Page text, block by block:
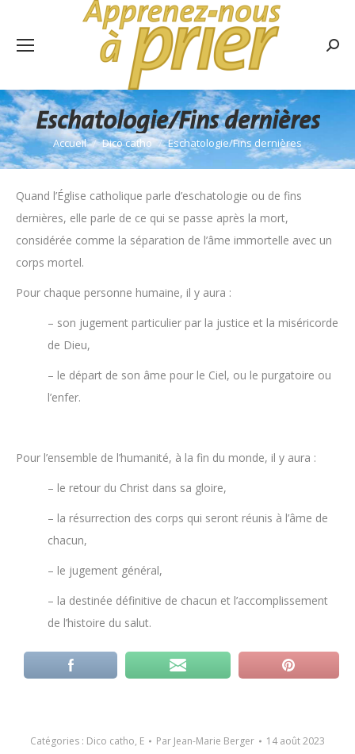
Eschatologie/Fins dernières
Vous êtes ici :
Accueil Dico catho Eschatologie/Fins dernières
Quand l’Église catholique parle d’eschatologie ou de fins
dernières, elle parle de ce qui se passe après la mort,
considérée comme la séparation de l’âme immortelle avec un
corps mortel.
Pour chaque personne humaine, il y aura :
– son jugement particulier par la justice et la miséricorde
de Dieu,
– le départ de son âme pour le Ciel, ou le purgatoire ou
l’enfer.
Pour l’ensemble de l’humanité, à la fin du monde, il y aura :
– le retour du Christ dans sa gloire,
– la résurrection des corps qui seront réunis à l’âme de
chacun,
– le jugement général,
– la destinée définitive de chacun et l’accomplissement
de l’histoire du salut.
Catégories : Dico catho, E Par Jean-Marie Berger 14 août 2023